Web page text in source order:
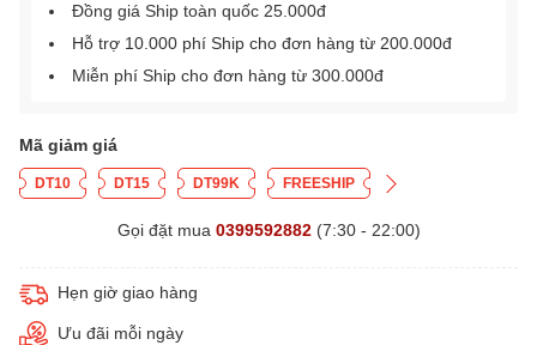
Đồng giá Ship toàn quốc 25.000đ
Hỗ trợ 10.000 phí Ship cho đơn hàng từ 200.000đ
Miễn phí Ship cho đơn hàng từ 300.000đ
Mã giảm giá
DT10 DT15 DT99K FREESHIP
Gọi đặt mua 0399592882(7:30 - 22:00)
Hẹn giờ giao hàng
Ưu đãi mỗi ngày